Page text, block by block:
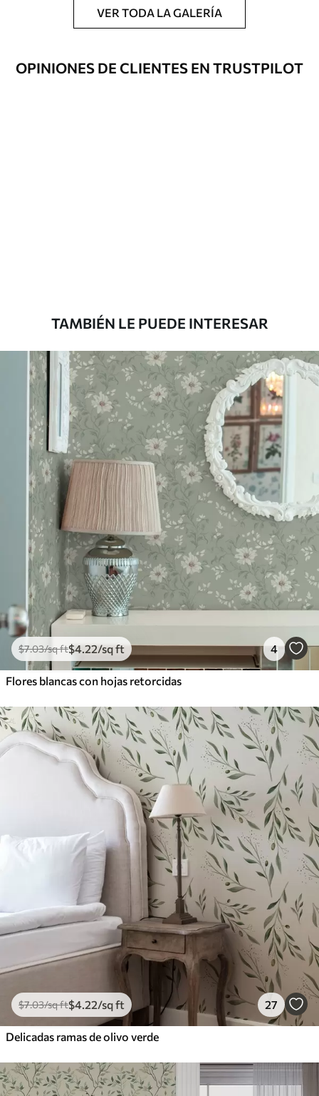
Impreso bajo pedido y entregado en
rollos de hasta 50 cm de ancho.
Opciones
adicionales
Disponible con recubrimiento de barniz
y/o adhesivo para empapelar.
Premium
8.33$ /sq ft
VER TODA LA GALERÍA
OPINIONES DE CLIENTES EN TRUSTPILOT
TAMBIÉN LE PUEDE INTERESAR
$7.03/sq ft$4.22/sq ft 4
Flores blancas con hojas retorcidas
$7.03/sq ft$4.22/sq ft 27
Delicadas ramas de olivo verde